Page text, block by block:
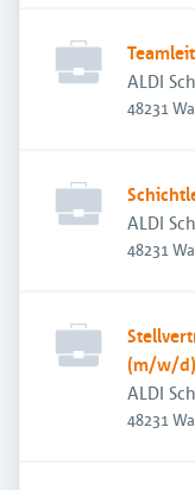
ALDI
48231
ALDI
48231
(m/w/d)
ALDI
48231